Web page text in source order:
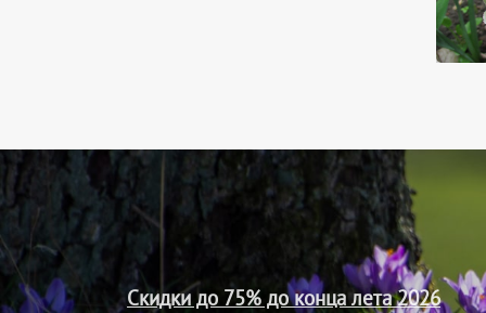
Скидки до 75% до конца лета 2026